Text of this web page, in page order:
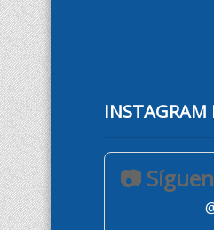
INSTAGRAM
📷